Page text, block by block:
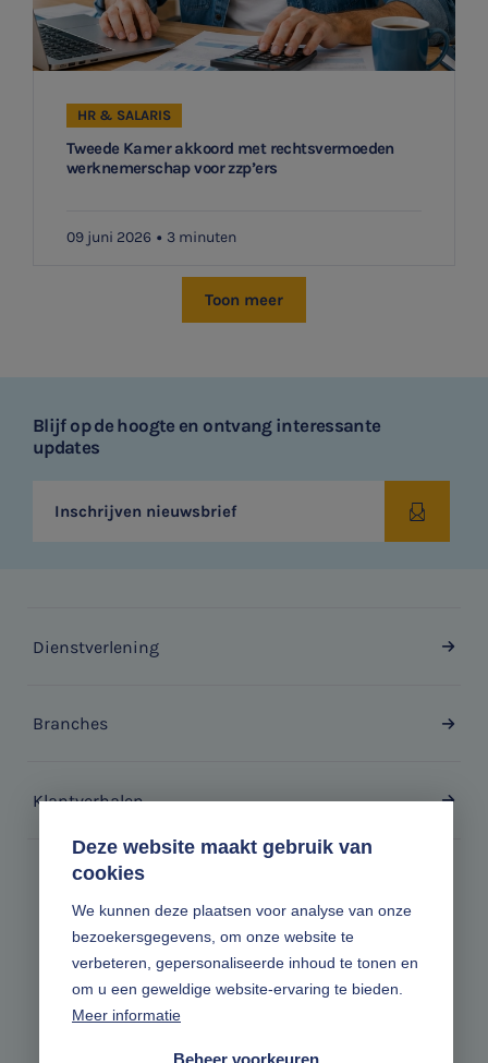
Deze website maakt gebruik van
cookies
We kunnen deze plaatsen voor analyse van onze
bezoekersgegevens, om onze website te
verbeteren, gepersonaliseerde inhoud te tonen en
om u een geweldige website-ervaring te bieden.
Meer informatie
Beheer voorkeuren
Tweede Kamer akkoord met rechtsvermoeden
werknemerschap voor zzp’ers
HR & SALARIS
09 juni 2026 3 minuten
Toon meer
Blijf op de hoogte en ontvang interessante
updates
Inschrijven nieuwsbrief
Dienstverlening
Branches
Klantverhalen
Volg ons online